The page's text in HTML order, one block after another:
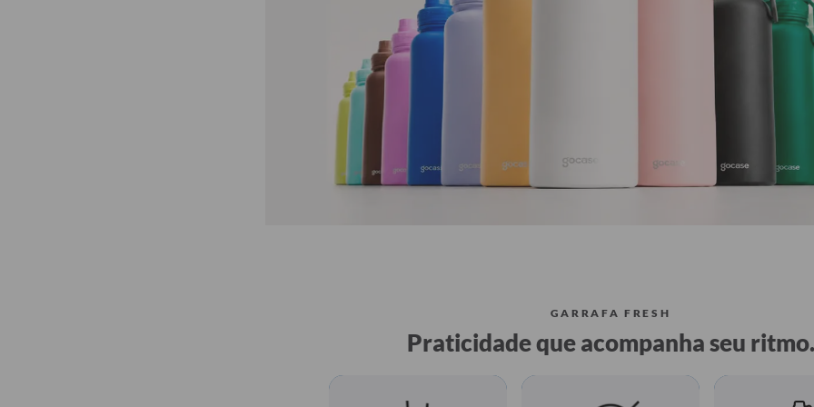
GARRAFA FRESH
Praticidade que acompanha seu ritmo.